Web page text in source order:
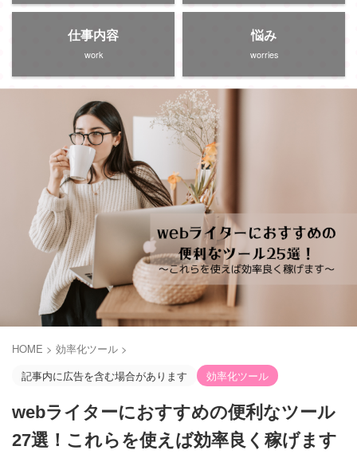
仕事内容
work
悩み
worries
HOME > 効率化ツール >
記事内に広告を含む場合があります
効率化ツール
webライターにおすすめの便利なツール
27選！これらを使えば効率良く稼げます